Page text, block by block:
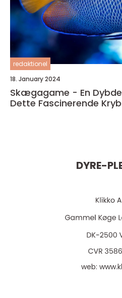
redaktionel
18. January 2024
Skægagame - En
Dette Fascinerende
DYRE-
web: